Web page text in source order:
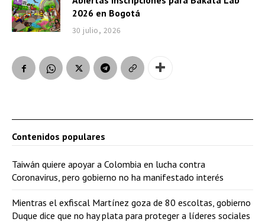
2026 en Bogotá
30 julio, 2026
Contenidos populares
Taiwán quiere apoyar a Colombia en lucha contra
Coronavirus, pero gobierno no ha manifestado interés
Mientras el exfiscal Martínez goza de 80 escoltas, gobierno
Duque dice que no hay plata para proteger a líderes sociales